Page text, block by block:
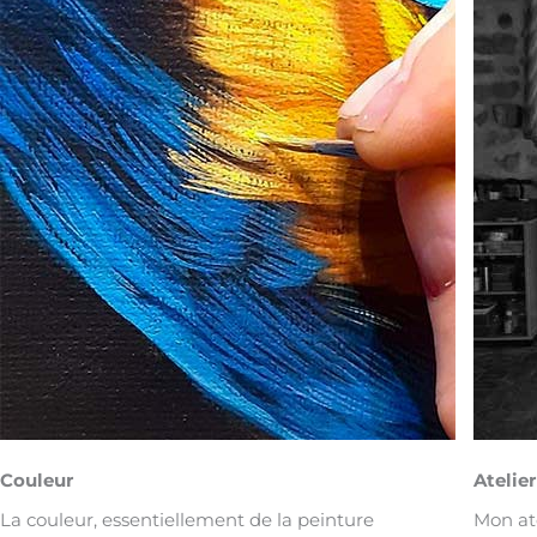
Couleur
La couleur, essentiellement de la peinture
Atelier
Mon